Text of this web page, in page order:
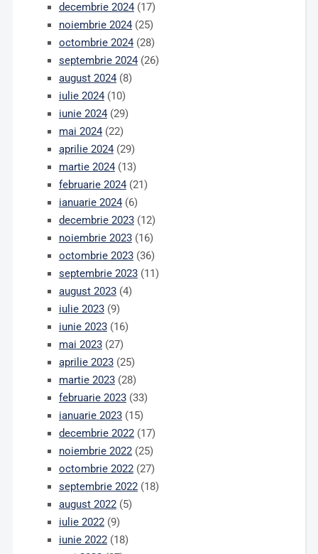
decembrie 2024(17)
noiembrie 2024(25)
octombrie 2024(28)
septembrie 2024(26)
august 2024(8)
iulie 2024(10)
iunie 2024(29)
mai 2024(22)
aprilie 2024(29)
martie 2024(13)
februarie 2024(21)
ianuarie 2024(6)
decembrie 2023(12)
noiembrie 2023(16)
octombrie 2023(36)
septembrie 2023(11)
august 2023(4)
iulie 2023(9)
iunie 2023(16)
mai 2023(27)
aprilie 2023(25)
martie 2023(28)
februarie 2023(33)
ianuarie 2023(15)
decembrie 2022(17)
noiembrie 2022(25)
octombrie 2022(27)
septembrie 2022(18)
august 2022(5)
iulie 2022(9)
iunie 2022(18)